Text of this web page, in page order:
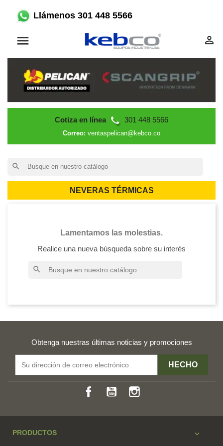
Llámenos 301 448 5566
 
Cotiza en línea 301 448 5566
Correo: ventaspelican@kebco.co
search
NEVERAS TÉRMICAS
Lamentamos las molestias.
Realice una nueva búsqueda sobre su interés
search
Obtenga nuestras últimas noticias y promociones
Facebook YouTube
PRODUCTOS 